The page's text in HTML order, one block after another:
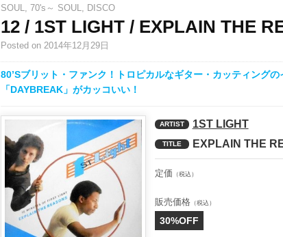
SOUL, 70's～ SOUL, DISCO
12 / 1ST LIGHT / EXPLAIN THE
Posted on 2014年12月29日
80’Sブリット・ファンク！トロピカルなギター・カッティング
「DAYBREAK」がカッコいい！
ARTIST 1ST LIGHT
TITLE EXPLAIN THE
定価 （税込）
販売価格（税込）
30%OFF